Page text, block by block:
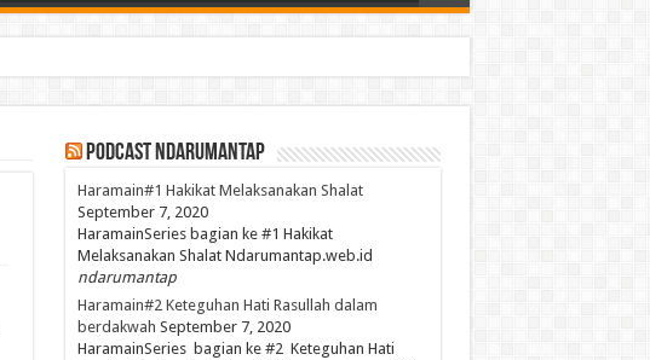
PodCast NdaruMantap
Haramain#1 Hakikat Melaksanakan Shalat
September 7, 2020
HaramainSeries bagian ke #1 Hakikat
Melaksanakan Shalat Ndarumantap.web.id
ndarumantap
Haramain#2 Keteguhan Hati Rasullah dalam
berdakwah September 7, 2020
HaramainSeries bagian ke #2 Keteguhan Hati